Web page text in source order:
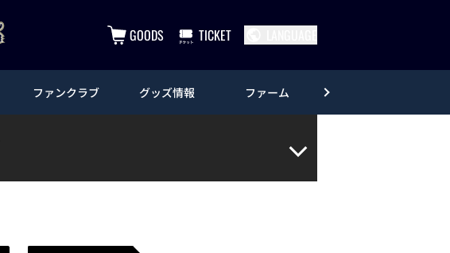
GOODS TICKET
ファンクラブ グッズ情報 ファーム